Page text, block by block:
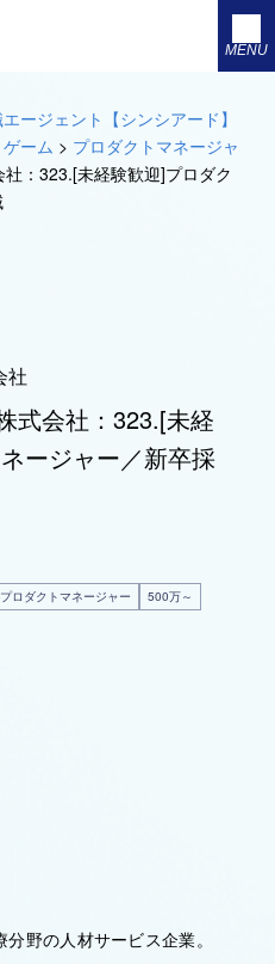
MENU
ージェント【シンシアード】
ーム > プロダクトマネージャ
：323.[未経験歓迎]プロダク
社
式会社：323.[未経
ージャー／新卒採
プロダクトマネージャー 500万～
野の人材サービス企業。